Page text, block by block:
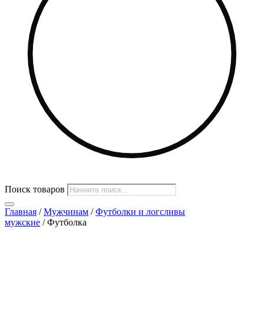
Поиск товаров
Главная /Мужчинам /Футболки и логсливы
мужские / Футболка